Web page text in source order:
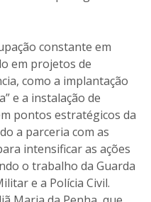
constante em
em projetos de
como a implantação
e a instalação de
pontos estratégicos da
a parceria com as
intensificar as ações
o trabalho da Guarda
e a Polícia Civil.